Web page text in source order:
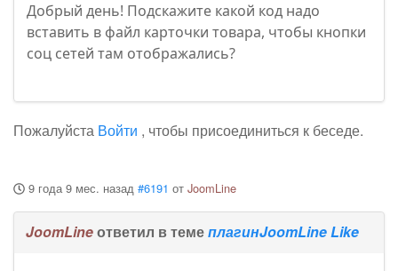
Добрый день! Подскажите какой код надо
вставить в файл карточки товара, чтобы кнопки
соц сетей там отображались?
Пожалуйста Войти , чтобы присоединиться к беседе.
9 года 9 мес. назад #6191 от JoomLine
JoomLineответил в темеплагинJoomLine Like